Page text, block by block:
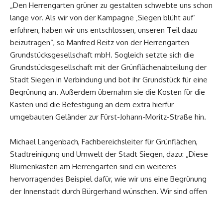
„Den Herrengarten grüner zu gestalten schwebte uns schon
lange vor. Als wir von der Kampagne ‚Siegen blüht auf‘
erfuhren, haben wir uns entschlossen, unseren Teil dazu
beizutragen“, so Manfred Reitz von der Herrengarten
Grundstücksgesellschaft mbH. Sogleich setzte sich die
Grundstücksgesellschaft mit der Grünflächenabteilung der
Stadt Siegen in Verbindung und bot ihr Grundstück für eine
Begrünung an. Außerdem übernahm sie die Kosten für die
Kästen und die Befestigung an dem extra hierfür
umgebauten Geländer zur Fürst-Johann-Moritz-Straße hin.
Michael Langenbach, Fachbereichsleiter für Grünflächen,
Stadtreinigung und Umwelt der Stadt Siegen, dazu: „Diese
Blumenkästen am Herrengarten sind ein weiteres
hervorragendes Beispiel dafür, wie wir uns eine Begrünung
der Innenstadt durch Bürgerhand wünschen. Wir sind offen